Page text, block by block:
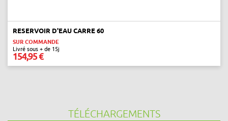
RESERVOIR D'EAU CARRE 60
SUR COMMANDE
Livré sous + de 15j
154,95 €
TÉLÉCHARGEMENTS